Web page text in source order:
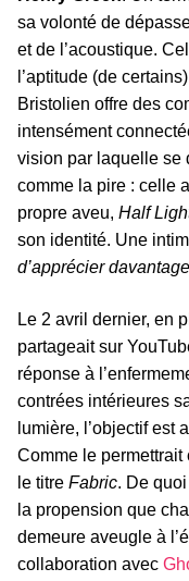
sa volonté de
et de l’acoustique.
l’aptitude (de
Bristolien offre des
intensément
vision par laquelle se
comme la pire : celle
propre aveu, Half
son identité. Une
d’apprécier
Le 2 avril dernier, en
partageait sur
réponse à
contrées intérieures
lumière, l’objectif est
Comme le
le titre Fabric. De
la propension que
demeure aveugle à
collaboration avec